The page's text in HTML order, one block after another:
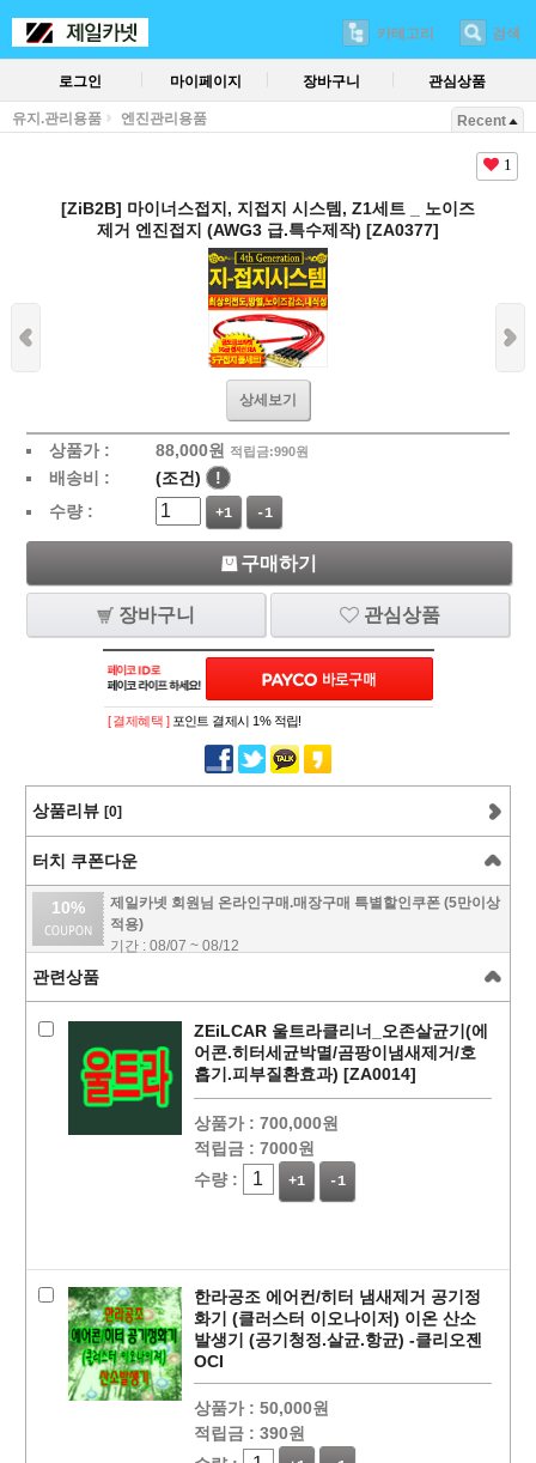
카테고리 검색
로그인 마이페이지 장바구니 관심상품
유지.관리용품 엔진관리용품 Recent
1
[ZiB2B] 마이너스접지, 지접지 시스템, Z1세트 _ 노이즈
제거 엔진접지 (AWG3 급.특수제작) [ZA0377]
상세보기
상품가 : 88,000원 적립금:990원
배송비 : (조건)
!
수량 :
+1 -1
구매하기
장바구니 관심상품
PAYCO 바로
[ 결제혜택 ] 포인트 결제시 1% 적립!
상품리뷰 [0]
터치 쿠폰다운
10%
제일카넷 회원님 온라인구매.매장구매 특별할인쿠폰 (5만이상
적용)
기간 : 08/07 ~ 08/12
관련상품
ZEiLCAR 울트라클리너_오존살균기(에
어콘.히터세균박멸/곰팡이냄새제거/호
흡기.피부질환효과) [ZA0014]
상품가 : 700,000원
적립금 : 7000원
수량 :
+1 -1
한라공조 에어컨/히터 냄새제거 공기정
화기 (클러스터 이오나이저) 이온 산소
발생기 (공기청정.살균.항균) -클리오젠
OCI
상품가 : 50,000원
적립금 : 390원